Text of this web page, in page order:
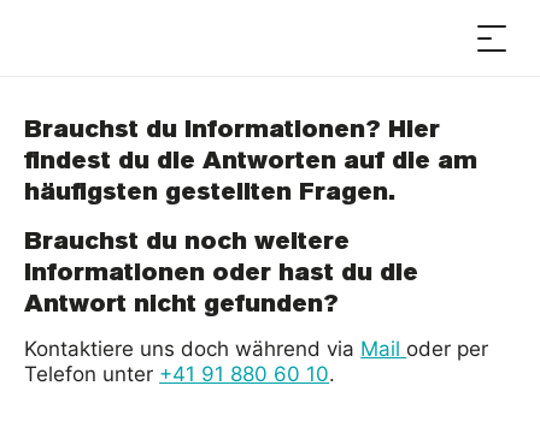
Brauchst du Informationen? Hier
findest du die Antworten auf die am
häufigsten gestellten Fragen.
Brauchst du noch weitere
Informationen oder hast du die
Antwort nicht gefunden?
Kontaktiere uns doch während via Mail oder per
Telefon unter +41 91 880 60 10.